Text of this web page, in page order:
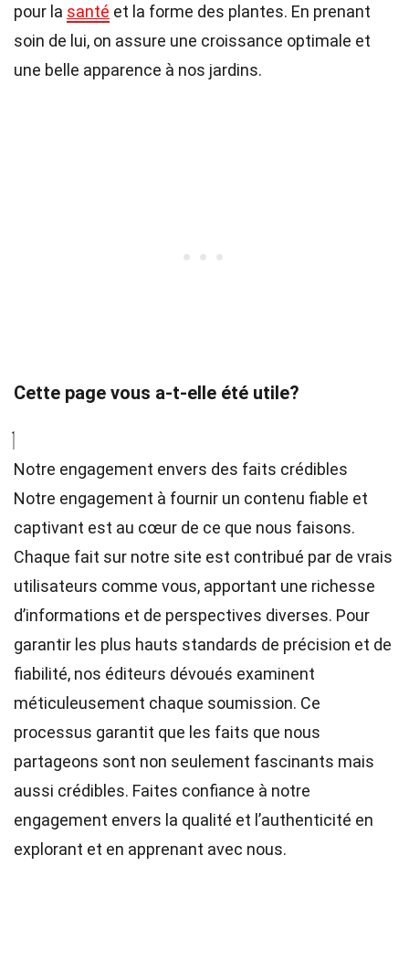
pour la santé et la forme des plantes. En prenant
soin de lui, on assure une croissance optimale et
une belle apparence à nos jardins.
Cette page vous a-t-elle été utile?
Notre engagement envers des faits crédibles
Notre engagement à fournir un contenu fiable et
captivant est au cœur de ce que nous faisons.
Chaque fait sur notre site est contribué par de vrais
utilisateurs comme vous, apportant une richesse
d’informations et de perspectives diverses. Pour
garantir les plus hauts standards de précision et de
fiabilité, nos éditeurs dévoués examinent
méticuleusement chaque soumission. Ce
processus garantit que les faits que nous
partageons sont non seulement fascinants mais
aussi crédibles. Faites confiance à notre
engagement envers la qualité et l’authenticité en
explorant et en apprenant avec nous.